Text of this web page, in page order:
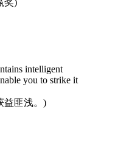
intelligent
you to strike it
益匪浅。)